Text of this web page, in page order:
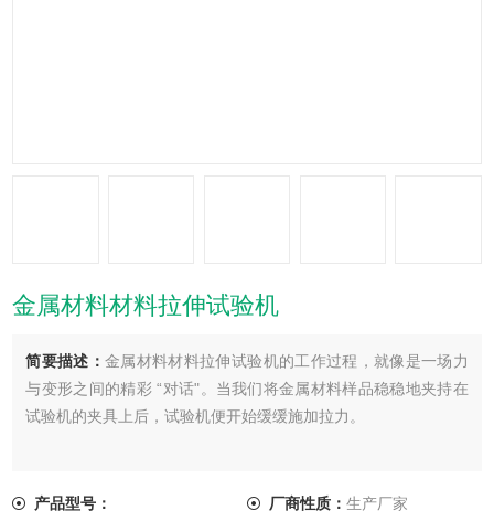
金属材料材料拉伸试验机
简要描述： 金属材料材料拉伸试验机的工作过程，就像是一场力
与变形之间的精彩 “对话"。当我们将金属材料样品稳稳地夹持在
试验机的夹具上后，试验机便开始缓缓施加拉力。
产品型号： 厂商性质： 生产厂家